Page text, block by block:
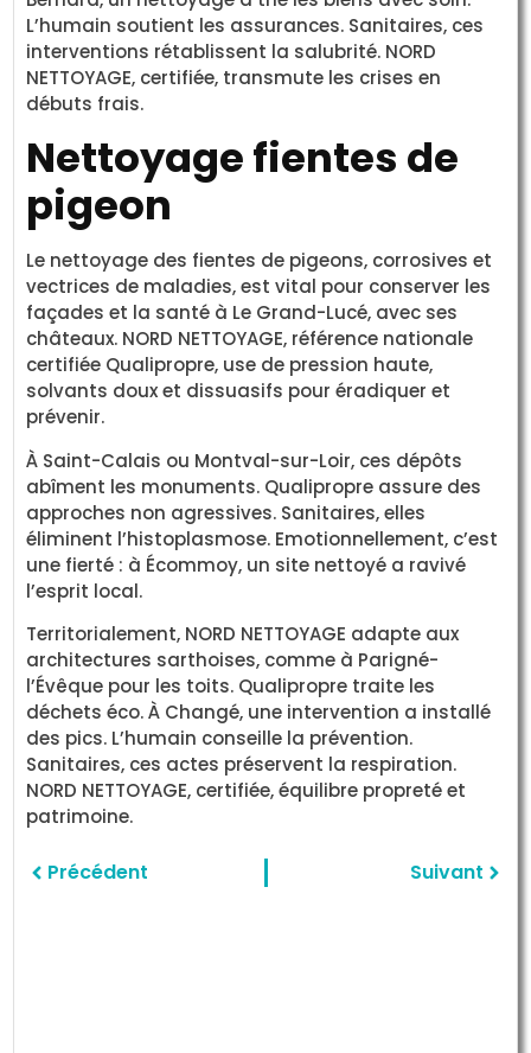
L’humain soutient les assurances. Sanitaires, ces
interventions rétablissent la salubrité. NORD
NETTOYAGE, certifiée, transmute les crises en
débuts frais.
Nettoyage fientes de
pigeon
Le nettoyage des fientes de pigeons, corrosives et
vectrices de maladies, est vital pour conserver les
façades et la santé à Le Grand-Lucé, avec ses
châteaux. NORD NETTOYAGE, référence nationale
certifiée Qualipropre, use de pression haute,
solvants doux et dissuasifs pour éradiquer et
prévenir.
À Saint-Calais ou Montval-sur-Loir, ces dépôts
abîment les monuments. Qualipropre assure des
approches non agressives. Sanitaires, elles
éliminent l’histoplasmose. Emotionnellement, c’est
une fierté : à Écommoy, un site nettoyé a ravivé
l’esprit local.
Territorialement, NORD NETTOYAGE adapte aux
architectures sarthoises, comme à Parigné-
l’Évêque pour les toits. Qualipropre traite les
déchets éco. À Changé, une intervention a installé
des pics. L’humain conseille la prévention.
Sanitaires, ces actes préservent la respiration.
NORD NETTOYAGE, certifiée, équilibre propreté et
patrimoine.
Précédent Suivant